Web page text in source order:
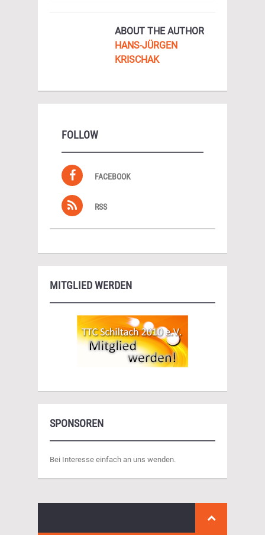
ABOUT THE AUTHOR
HANS-JÜRGEN
KRISCHAK
FOLLOW
FACEBOOK
RSS
MITGLIED WERDEN
SPONSOREN
Bei Interesse einfach an uns wenden.